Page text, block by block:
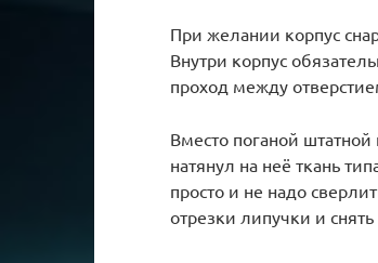
При желании корпус
Внутри корпус
проход между
Вместо поганой
натянул на неё ткань
просто и не надо
отрезки липучки и